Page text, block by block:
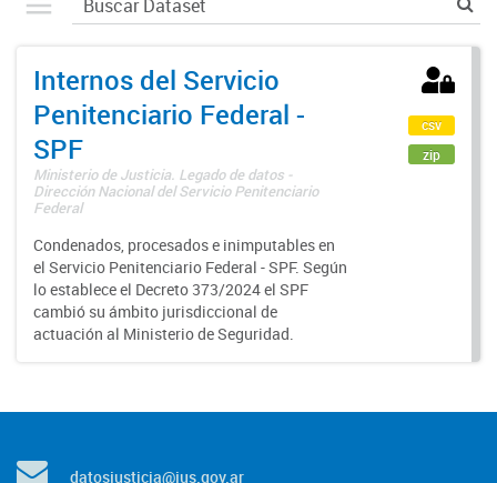
Internos del Servicio
Penitenciario Federal -
SPF
Ministerio de Justicia. Legado de datos -
Dirección Nacional del Servicio Penitenciario
Federal
Condenados, procesados e inimputables en
el Servicio Penitenciario Federal - SPF. Según
lo establece el Decreto 373/2024 el SPF
cambió su ámbito jurisdiccional de
actuación al Ministerio de Seguridad.
csv
zip
datosjusticia@jus.gov.ar